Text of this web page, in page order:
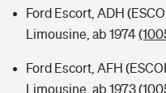
Ford Escort, ADH
Limousine, ab 1974
Ford Escort, AFH
Limousine, ab 1973